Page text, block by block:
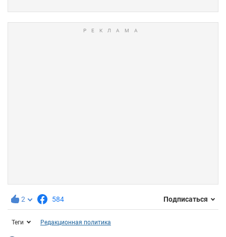
2 584 Подписаться
Теги Редакционная политика